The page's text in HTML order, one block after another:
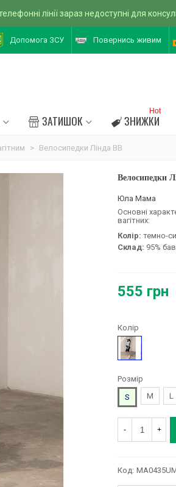
лінії зараз недоступні для
Допомога ЗСУ Повернись живим
ЗАТИШОК ЗНИЖКИ
Hot
> Велосипедки Лінда BB
Велосипедки
Юла Мама
Основні
вагітних:
Колір: темно-
Склад: 95%
555 грн
Колір
Синій
Розмір
S
M L
- +
Код: